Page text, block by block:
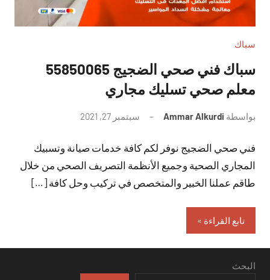
سباك
سباك فني صحي الضجيج 55850065
معلم صحي تسليك مجاري
بواسطة Ammar Alkurdi سبتمبر 27, 2021
تعليقات
فني صحي الضجيج نوفر لكم كافة خدمات صيانة وتسبيك
المجاري الصحية وجميع الأنظمة التصريف الصحي من خلال
طاقم عملنا الخبير والمتخصص في تركيب وحل كافة […]
تابع القراءة
البحث